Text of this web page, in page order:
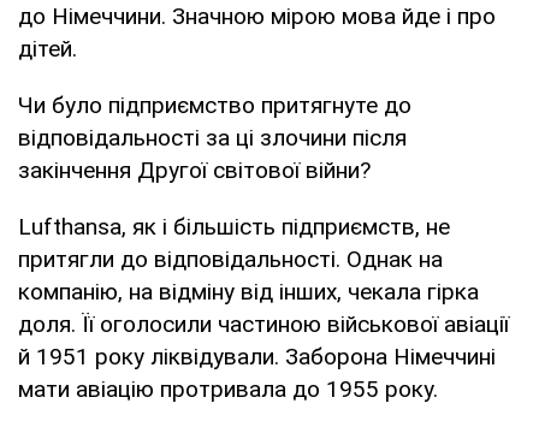
до Німеччини. Значною мірою мова йде і про
дітей.
Чи було підприємство притягнуте до
відповідальності за ці злочини після
закінчення Другої світової війни?
Lufthansа, як і більшість підприємств, не
притягли до відповідальності. Однак на
компанію, на відміну від інших, чекала гірка
доля. Її оголосили частиною військової авіації
й 1951 року ліквідували. Заборона Німеччині
мати авіацію протривала до 1955 року.